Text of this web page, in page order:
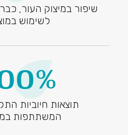
שיפור במיצוק העור,
לשימוש
תוצאות חיוביות
המשתתפות